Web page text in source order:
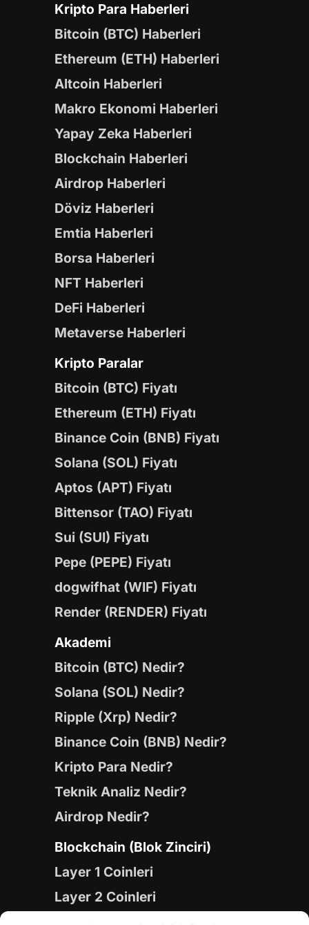
Kripto Para Haberleri
Bitcoin (BTC) Haberleri
Ethereum (ETH) Haberleri
Altcoin Haberleri
Makro Ekonomi Haberleri
Yapay Zeka Haberleri
Blockchain Haberleri
Airdrop Haberleri
Döviz Haberleri
Emtia Haberleri
Borsa Haberleri
NFT Haberleri
DeFi Haberleri
Metaverse Haberleri
Kripto Paralar
Bitcoin (BTC) Fiyatı
Ethereum (ETH) Fiyatı
Binance Coin (BNB) Fiyatı
Solana (SOL) Fiyatı
Aptos (APT) Fiyatı
Bittensor (TAO) Fiyatı
Sui (SUI) Fiyatı
Pepe (PEPE) Fiyatı
dogwifhat (WIF) Fiyatı
Render (RENDER) Fiyatı
Akademi
Bitcoin (BTC) Nedir?
Solana (SOL) Nedir?
Ripple (Xrp) Nedir?
Binance Coin (BNB) Nedir?
Kripto Para Nedir?
Teknik Analiz Nedir?
Airdrop Nedir?
Blockchain (Blok Zinciri)
Layer 1 Coinleri
Layer 2 Coinleri
Yapay Zeka (AI) Coinleri